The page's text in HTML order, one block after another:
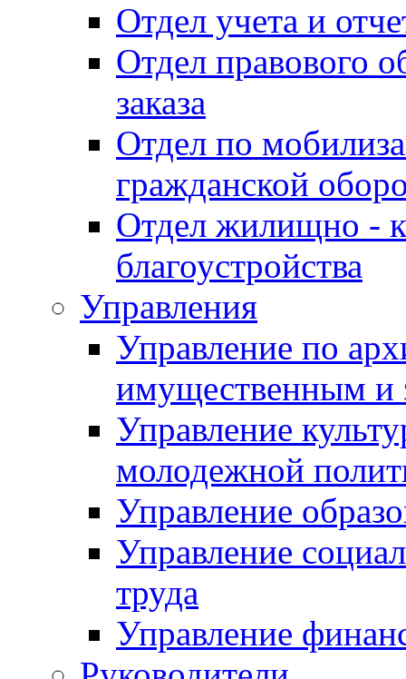
Отдел учета и
Отдел правового
заказа
Отдел по
гражданской
Отдел жилищно -
благоустройства
Управления
Управление по
имущественным и
Управление
молодежной
Управление
Управление
труда
Управление